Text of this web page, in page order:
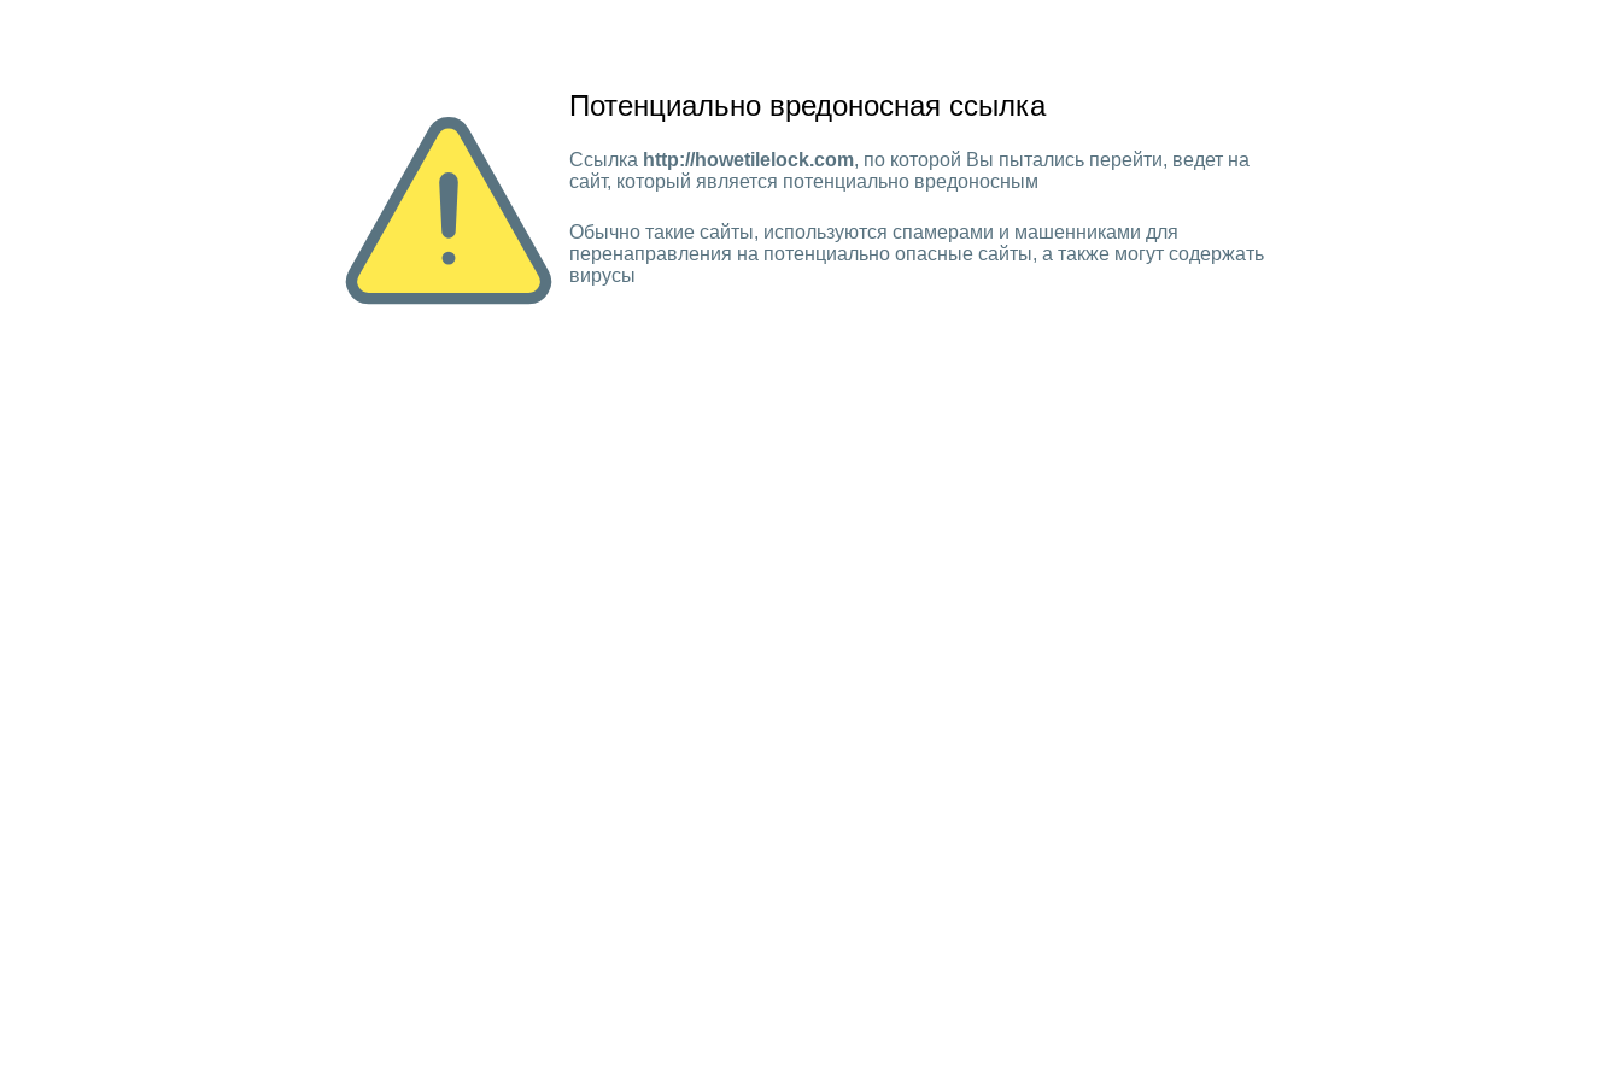
Потенциально вредоносная ссылка
Ссылка http://howetilelock.com, по которой Вы пытались перейти, ведет на
сайт, который является потенциально вредоносным
Обычно такие сайты, используются спамерами и машенниками для
перенаправления на потенциально опасные сайты, а также могут содержать
вирусы